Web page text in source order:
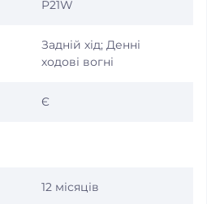
P21W
Задній хід; Денні
ходові вогні
Є
12 місяців